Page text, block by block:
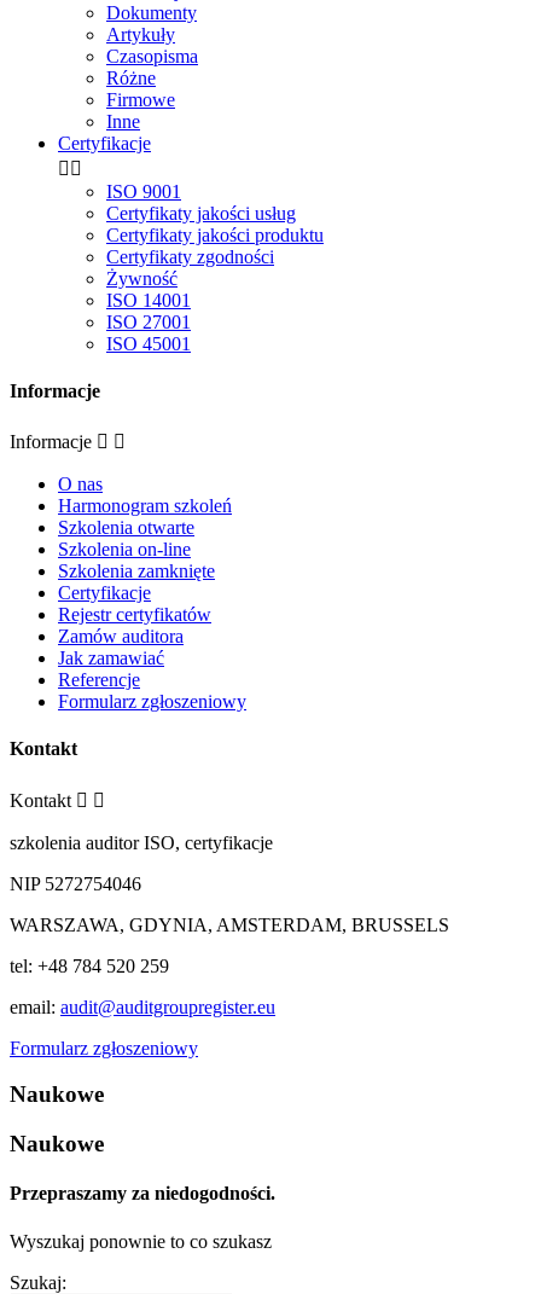
Dokumenty
Artykuły
Czasopisma
Różne
Firmowe
Inne
Certyfikacje
 
ISO 9001
Certyfikaty jakości usług
Certyfikaty jakości produktu
Certyfikaty zgodności
Żywność
ISO 14001
ISO 27001
ISO 45001
Informacje
Informacje  
O nas
Harmonogram szkoleń
Szkolenia otwarte
Szkolenia on-line
Szkolenia zamknięte
Certyfikacje
Rejestr certyfikatów
Zamów auditora
Jak zamawiać
Referencje
Formularz zgłoszeniowy
Kontakt
Kontakt  
szkolenia auditor ISO, certyfikacje
NIP 5272754046
WARSZAWA, GDYNIA, AMSTERDAM, BRUSSELS
tel: +48 784 520 259
email: audit@auditgroupregister.eu
Formularz zgłoszeniowy
Naukowe
Naukowe
Przepraszamy za niedogodności.
Wyszukaj ponownie to co szukasz
Szukaj: